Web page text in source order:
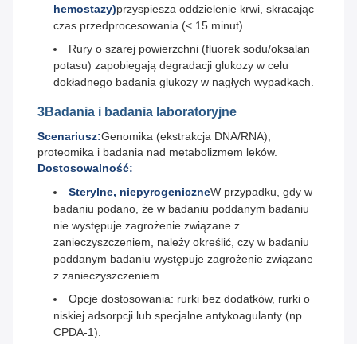
hemostazy)przyspiesza oddzielenie krwi, skracając
czas przedprocesowania (< 15 minut).
Rury o szarej powierzchni (fluorek sodu/oksalan
potasu) zapobiegają degradacji glukozy w celu
dokładnego badania glukozy w nagłych wypadkach.
3Badania i badania laboratoryjne
Scenariusz:Genomika (ekstrakcja DNA/RNA),
proteomika i badania nad metabolizmem leków.
Dostosowalność:
Sterylne, niepyrogeniczneW przypadku, gdy w
badaniu podano, że w badaniu poddanym badaniu
nie występuje zagrożenie związane z
zanieczyszczeniem, należy określić, czy w badaniu
poddanym badaniu występuje zagrożenie związane
z zanieczyszczeniem.
Opcje dostosowania: rurki bez dodatków, rurki o
niskiej adsorpcji lub specjalne antykoagulanty (np.
CPDA-1).